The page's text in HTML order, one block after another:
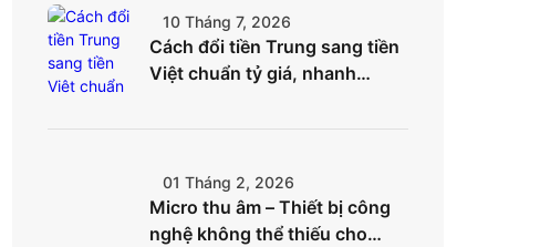
10 Tháng 7, 2026
Cách đổi tiền Trung sang tiền
Việt chuẩn tỷ giá, nhanh
01 Tháng 2, 2026
Micro thu âm – Thiết bị công
nghệ không thể thiếu cho